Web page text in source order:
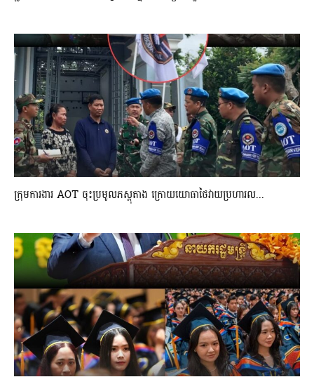
ក្រុមការងារ AOT ចុះប្រមូលភស្តុតាង ក្រោយយោធាថៃវាយប្រហារល...